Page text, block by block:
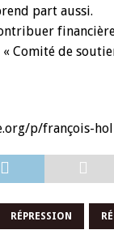
part aussi.
« Comité de
p/françois-
RÉPRESSION